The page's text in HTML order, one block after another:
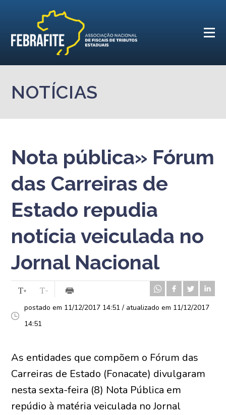
NOTÍCIAS
Nota pública» Fórum
das Carreiras de
Estado repudia
notícia veiculada no
Jornal Nacional
postado em 11/12/2017 14:51 / atualizado em 11/12/2017
14:51
As entidades que compõem o Fórum das
Carreiras de Estado (Fonacate) divulgaram
nesta sexta-feira (8) Nota Pública em
repúdio à matéria veiculada no Jornal